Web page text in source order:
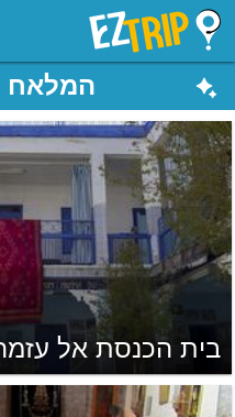
EZTrip
בית הכנסת אל